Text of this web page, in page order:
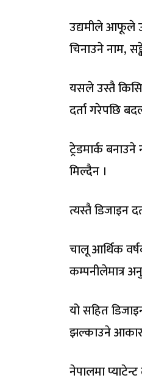
उद्यमीले आफूले
चिनाउने नाम,
यसले उस्तै
दर्ता गरेपछि
ट्रेडमार्क
मिल्दैन ।
त्यस्तै डिजाइन
चालू आर्थिक
कम्पनीलेमात्र
यो सहित
झल्काउने आकार
नेपालमा